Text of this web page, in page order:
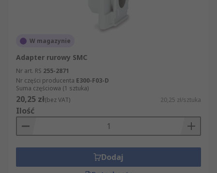
przygotowujących powietrze miały najwyższą
bezpieczeństwa. Udostępniamy dokładne dane
techniczne na temat wszystkich produktów z
tak by przed zakupem mogli Państwo sprawdzić,
czy konkretny artykuł spełnia Państwa
oczekiwania.
W magazynie
Adapter rurowy SMC
Nr art. RS 255-2871
Nr części producenta E300-F03-D
Suma częściowa (1 sztuka)
20,25 zł(bez VAT) 20,25 zł/sztuka
Ilość
Dodaj